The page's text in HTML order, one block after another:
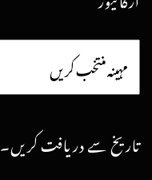
تاریخ سے دریافت کریں۔